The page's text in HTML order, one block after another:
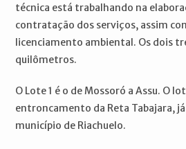
técnica está trabalhando na
contratação dos serviços, assim
licenciamento ambiental. Os dois
quilômetros.
O Lote 1 é o de Mossoró a Assu. O
entroncamento da Reta Tabajara,
município de Riachuelo.